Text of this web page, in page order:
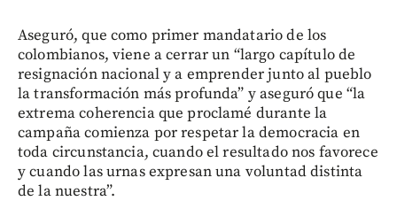
Aseguró, que como primer mandatario de los
colombianos, viene a cerrar un “largo capítulo de
resignación nacional y a emprender junto al pueblo
la transformación más profunda” y aseguró que “la
extrema coherencia que proclamé durante la
campaña comienza por respetar la democracia en
toda circunstancia, cuando el resultado nos favorece
y cuando las urnas expresan una voluntad distinta
de la nuestra”.